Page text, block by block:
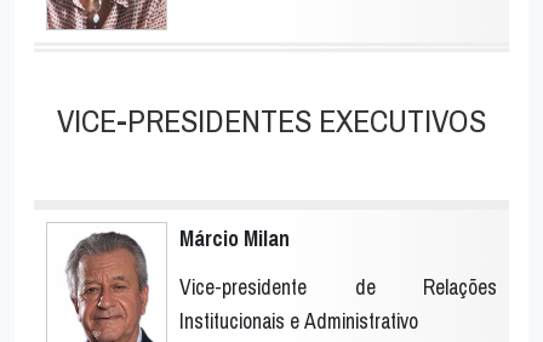
VICE-PRESIDENTES EXECUTIVOS
Márcio Milan
Vice-presidente de Relações
Institucionais e Administrativo